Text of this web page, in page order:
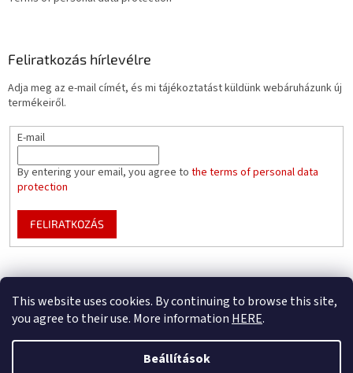
This website uses cookies. By continuing to browse this site,
you agree to their use. More information HERE.
Beállítások
Feliratkozás hírlevélre
Adja meg az e-mail címét, és mi tájékoztatást küldünk webáruházunk új
termékeiről.
E-mail
By entering your email, you agree to the terms of personal data
protection
FELIRATKOZÁS
Shoptet készítette